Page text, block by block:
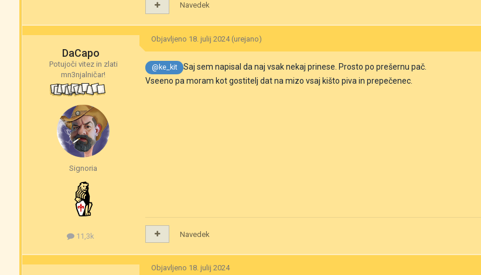
Navedek
DaCapo
Potujoči vitez in zlati
mn3njalničar!
Signoria
11,3k
Objavljeno 18. julij 2024 (urejano)
@ke_kit
Saj sem napisal da naj vsak nekaj prinese. Prosto po prešernu pač.
Vseeno pa moram kot gostitelj dat na mizo vsaj kišto piva in prepečenec.
Navedek
Objavljeno 18. julij 2024